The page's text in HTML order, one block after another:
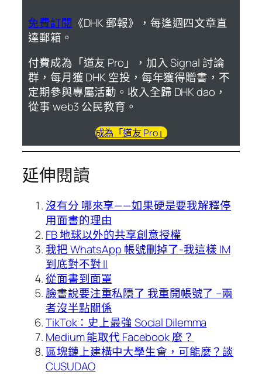
免費訂閱 《DHK 郵報》，每逢週四文章直
達郵箱。
付費成為「道友 Pro」，加入 Signal 討論
群，每月獲 DHK 空投，每年獲得贈書，不
定期參與專屬活動。收入全歸 DHK dao，
從事 web3 公民教育。
成為「道友 Pro」
延伸閱讀
沒有分 哪來享— — 如果硬是要我解釋停
用面書的理由
FB 地球以外的共享創意授權
我把 WhatsApp 帳號刪掉了-我這樣 IM
到底對不對 II
從面書到面罩
臉書說要注重私隱了 我重開帳號了 –兩
者沒半點關係
TikTok：史上最強 Social Dilemma
Medium 能取代 Facebook 麼？
區塊鏈上建構中大學生會，可能麼？談
CUSUDAO